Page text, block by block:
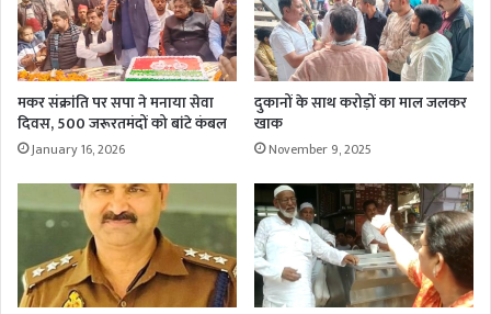
मकर संक्रांति पर सपा ने मनाया सेवा
दिवस, 500 जरूरतमंदों को बांटे कंबल
January 16, 2026
दुकानों के साथ करोड़ों का माल जलकर
खाक
November 9, 2025